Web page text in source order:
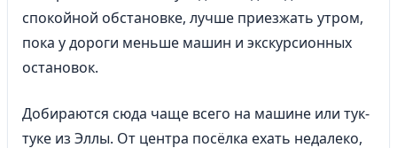
спокойной обстановке, лучше приезжать утром,
пока у дороги меньше машин и экскурсионных
остановок.
Добираются сюда чаще всего на машине или тук-
туке из Эллы. От центра посёлка ехать недалеко,